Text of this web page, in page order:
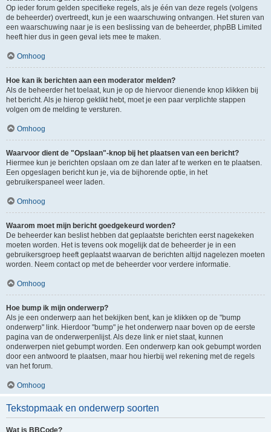
Op ieder forum gelden specifieke regels, als je één van deze regels (volgens
de beheerder) overtreedt, kun je een waarschuwing ontvangen. Het sturen van
een waarschuwing naar je is een beslissing van de beheerder, phpBB Limited
heeft hier dus in geen geval iets mee te maken.
Omhoog
Hoe kan ik berichten aan een moderator melden?
Als de beheerder het toelaat, kun je op de hiervoor dienende knop klikken bij
het bericht. Als je hierop geklikt hebt, moet je een paar verplichte stappen
volgen om de melding te versturen.
Omhoog
Waarvoor dient de "Opslaan"-knop bij het plaatsen van een bericht?
Hiermee kun je berichten opslaan om ze dan later af te werken en te plaatsen.
Een opgeslagen bericht kun je, via de bijhorende optie, in het
gebruikerspaneel weer laden.
Omhoog
Waarom moet mijn bericht goedgekeurd worden?
De beheerder kan beslist hebben dat geplaatste berichten eerst nagekeken
moeten worden. Het is tevens ook mogelijk dat de beheerder je in een
gebruikersgroep heeft geplaatst waarvan de berichten altijd nagelezen moeten
worden. Neem contact op met de beheerder voor verdere informatie.
Omhoog
Hoe bump ik mijn onderwerp?
Als je een onderwerp aan het bekijken bent, kan je klikken op de "bump
onderwerp" link. Hierdoor "bump" je het onderwerp naar boven op de eerste
pagina van de onderwerpenlijst. Als deze link er niet staat, kunnen
onderwerpen niet gebumpt worden. Een onderwerp kan ook gebumpt worden
door een antwoord te plaatsen, maar hou hierbij wel rekening met de regels
van het forum.
Omhoog
Tekstopmaak en onderwerp soorten